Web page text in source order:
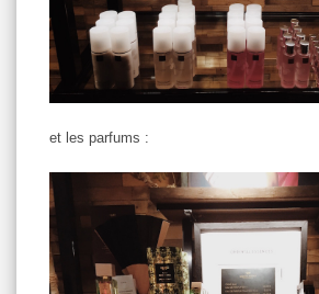
et les parfums :